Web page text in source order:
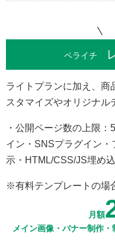
ペライチ
ライトプランに加え、商
スタマイズやオリジナル
・公開ページ数の上限
イン・SNSプラグイン
示・HTML/CSS/JS埋め
※有料テンプレートの場
月額
メイン画像・バナー制作